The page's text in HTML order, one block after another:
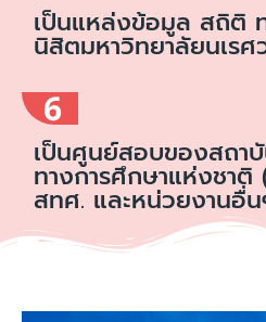
เป็นแหล่งข้อมูล สถิติ
นิสิตมหาวิทยาลัยนเร
6
เป็นศูนย์สอบของสถา
ทางการศึกษาแห่งชาติ
สทศ. และหน่วยงานอื่